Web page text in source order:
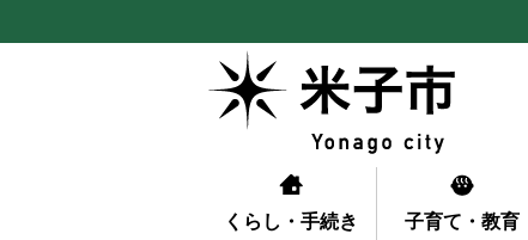
くらし・手続き 子育て・教育